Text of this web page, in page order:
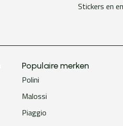
Stickers en
Populaire merken
Polini
Malossi
Piaggio